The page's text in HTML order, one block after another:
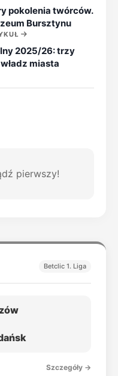
pokolenia twórców.
Bursztynu
2025/26: trzy
miasta
pierwszy!
Betclic 1. Liga
Szczegóły →